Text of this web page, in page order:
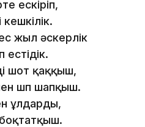
ескіріп,
жыл әскерлік
шот қаққыш,
шөп шапқыш.
ұлдарды,
боқтатқыш.